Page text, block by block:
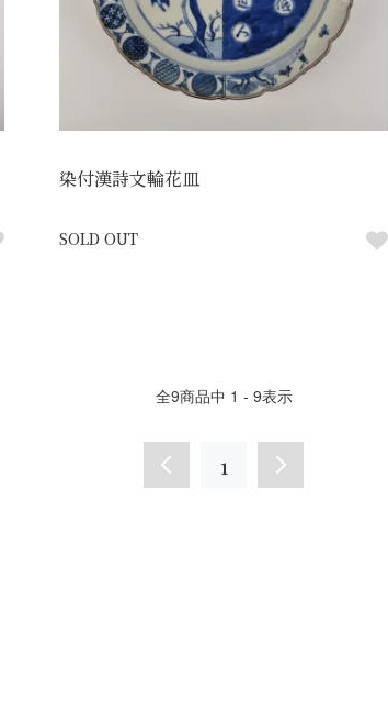
染付漢詩文輪花皿
SOLD OUT
全9商品中 1 - 9表示
1